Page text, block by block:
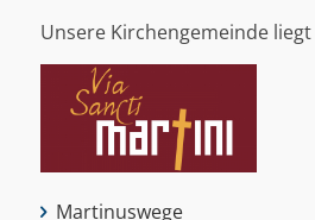
Unsere Kirchengemeinde
Martinuswege